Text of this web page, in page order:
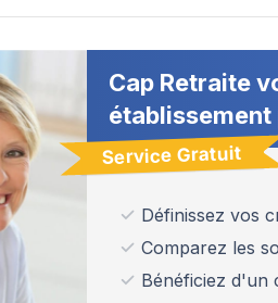
Cap Retraite
Service Gratuit
Définissez vos
Comparez les
Bénéficiez d'un